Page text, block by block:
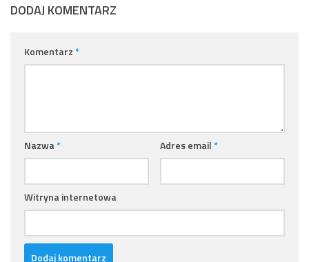
DODAJ KOMENTARZ
Komentarz*
Nazwa* Adres email*
Witryna internetowa